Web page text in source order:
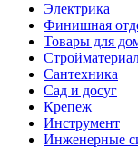
Электрика
Финишная
Товары для
Сантехника
Сад и досуг
Крепеж
Инструмент
Инженерные